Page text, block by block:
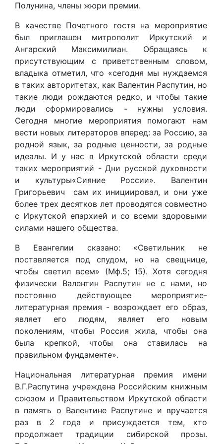
Полунина, члены жюри премии.
В качестве Почетного гостя на мероприятие
был приглашен митрополит Иркутский и
Ангарский Максимилиан. Обращаясь к
присутствующим с приветственным словом,
владыка отметил, что «сегодня мы нуждаемся
в таких авторитетах, как Валентин Распутин, но
такие люди рождаются редко, и чтобы такие
люди сформировались - нужны условия.
Сегодня многие мероприятия помогают нам
вести новых литераторов вперед: за Россию, за
родной язык, за родные ценности, за родные
идеалы. И у нас в Иркутской области среди
таких мероприятий - Дни русской духовности
и культуры«Сияние России». Валентин
Григорьевич сам их инициировал, и они уже
более трех десятков лет проводятся совместно
с Иркутской епархией и со всеми здоровыми
силами нашего общества.
В Евангелии сказано: «Светильник не
поставляется под спудом, но на свещнице,
чтобы светил всем» (Мф.5; 15). Хотя сегодня
физически Валентин Распутин не с нами, но
постоянно действующее мероприятие-
литературная премия - возрождает его образ,
являет его людям, являет его новым
поколениям, чтобы Россия жила, чтобы она
была крепкой, чтобы она ставилась на
правильном фундаменте».
Национальная литературная премия имени
В.Г.Распутина учреждена Российским книжным
союзом и Правительством Иркутской области
в память о Валентине Распутине и вручается
раз в 2 года и присуждается тем, кто
продолжает традиции сибирской прозы.